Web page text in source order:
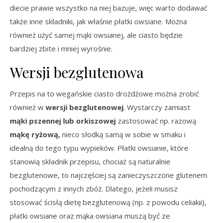
diecie prawie wszystko na niej bazuje, więc warto dodawać
także inne składniki, jak właśnie płatki owsiane. Można
również użyć samej mąki owsianej, ale ciasto będzie
bardziej zbite i mniej wyrośnie.
Wersji bezglutenowa
Przepis na to wegańskie ciasto drożdżowe można zrobić
również w wersji bezglutenowej. Wystarczy zamiast
mąki pszennej lub orkiszowej zastosować np. razową
mąkę ryżową, nieco słodką samą w sobie w smaku i
idealną do tego typu wypieków. Płatki owsianie, które
stanowią składnik przepisu, chociaż są naturalnie
bezglutenowe, to najczęściej są zanieczyszczone glutenem
pochodzącym z innych zbóż. Dlatego, jeżeli musisz
stosować ścisłą dietę bezglutenową (np. z powodu celiakii),
płatki owsiane oraz mąka owsiana muszą być ze